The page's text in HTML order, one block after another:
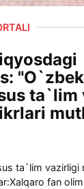
ta`lim
ta`lim
fan